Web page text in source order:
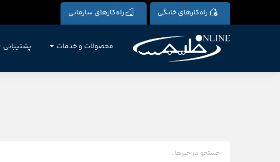
راه‌کارهای خانگی راه‌کارهای سازمانی
محصولات و خدمات پشتیبانی